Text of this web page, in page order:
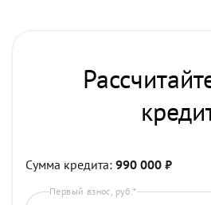
Сумма кредита: 990 000 ₽
Первый взнос, руб.*